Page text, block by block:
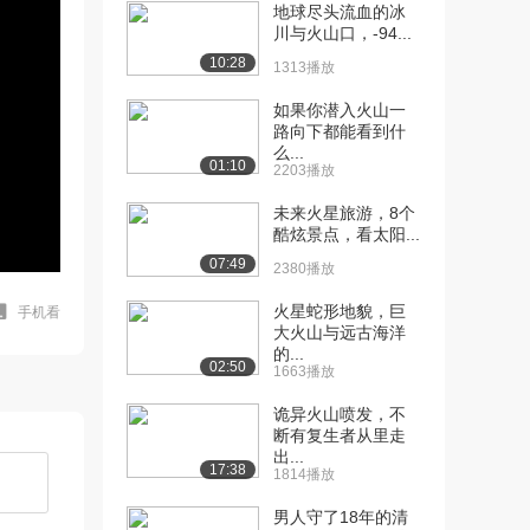
手机看
10:28
地球尽头流血的冰
川与火山口，-94...
1313播放
01:10
如果你潜入火山一
路向下都能看到什
么...
2203播放
07:49
未来火星旅游，8个
酷炫景点，看太阳...
2380播放
02:50
火星蛇形地貌，巨
大火山与远古海洋
的...
1663播放
17:38
诡异火山喷发，不
断有复生者从里走
出...
1814播放
男人守了18年的清